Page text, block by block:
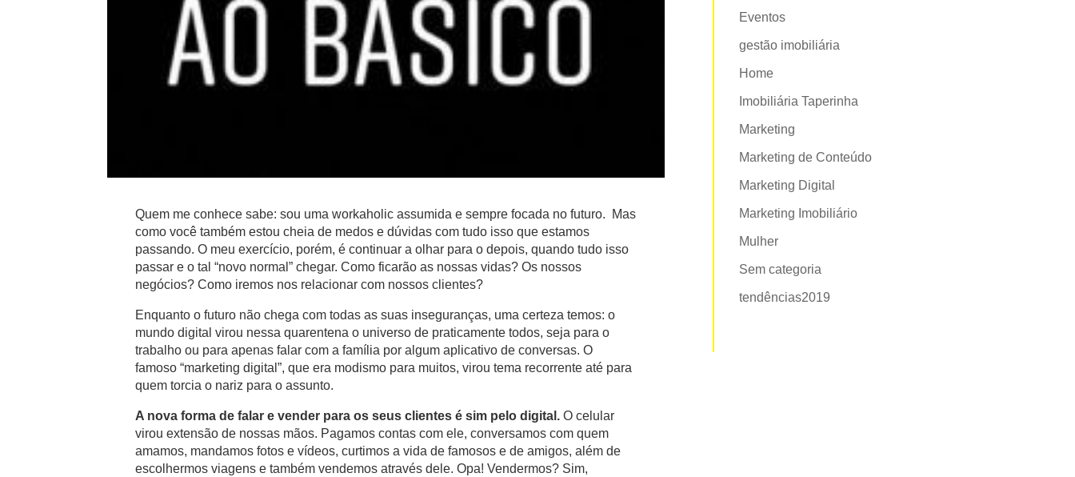
Quem me conhece sabe: sou uma workaholic assumida e sempre focada no futuro. Mas
como você também estou cheia de medos e dúvidas com tudo isso que estamos
passando. O meu exercício, porém, é continuar a olhar para o depois, quando tudo isso
passar e o tal “novo normal” chegar. Como ficarão as nossas vidas? Os nossos
negócios? Como iremos nos relacionar com nossos clientes?
Enquanto o futuro não chega com todas as suas inseguranças, uma certeza temos: o
mundo digital virou nessa quarentena o universo de praticamente todos, seja para o
trabalho ou para apenas falar com a família por algum aplicativo de conversas. O
famoso “marketing digital”, que era modismo para muitos, virou tema recorrente até para
quem torcia o nariz para o assunto.
A nova forma de falar e vender para os seus clientes é sim pelo digital. O celular
virou extensão de nossas mãos. Pagamos contas com ele, conversamos com quem
amamos, mandamos fotos e vídeos, curtimos a vida de famosos e de amigos, além de
escolhermos viagens e também vendemos através dele. Opa! Vendermos? Sim,
Eventos
gestão imobiliária
Home
Imobiliária Taperinha
Marketing
Marketing de Conteúdo
Marketing Digital
Marketing Imobiliário
Mulher
Sem categoria
tendências2019